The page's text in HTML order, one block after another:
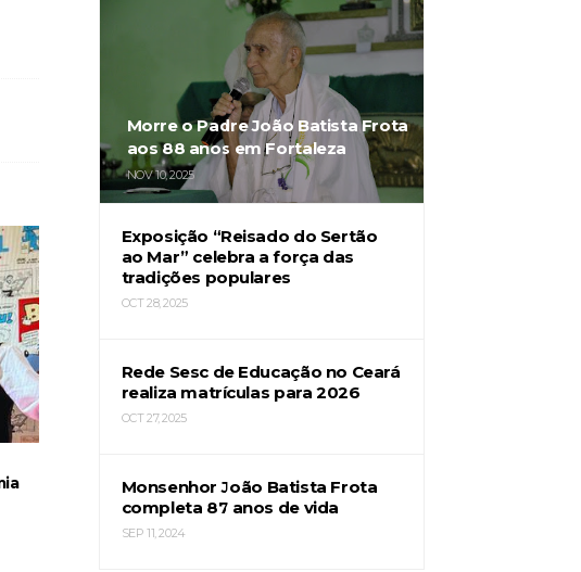
Morre o Padre João Batista Frota
aos 88 anos em Fortaleza
NOV 10, 2025
Exposição “Reisado do Sertão
ao Mar” celebra a força das
tradições populares
OCT 28, 2025
Rede Sesc de Educação no Ceará
realiza matrículas para 2026
OCT 27, 2025
Monsenhor João Batista Frota
completa 87 anos de vida
SEP 11, 2024